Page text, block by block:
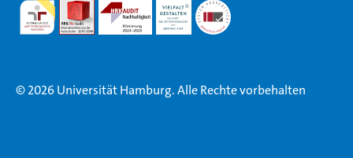
© 2026 Universität Hamburg. Alle Rechte vorbehalten